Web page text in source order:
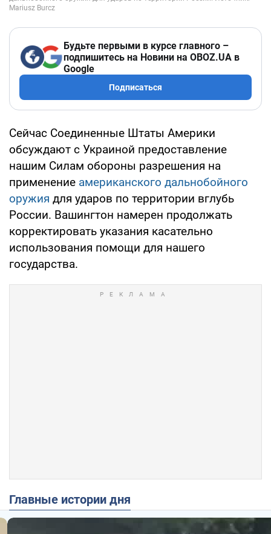
Будьте первыми в курсе главного –
подпишитесь на Новини на OBOZ.UA в
Google
Подписаться
Сейчас Соединенные Штаты Америки
обсуждают с Украиной предоставление
нашим Силам обороны разрешения на
применение американского дальнобойного
оружия для ударов по территории вглубь
России. Вашингтон намерен продолжать
корректировать указания касательно
использования помощи для нашего
государства.
Главные истории дня